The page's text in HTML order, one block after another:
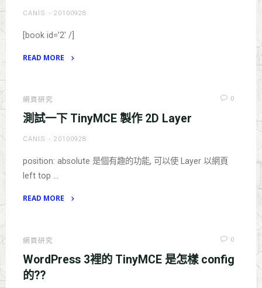
CANIS 20100928
[book id=’2′ /]
READ MORE
Artwork"
網頁研究 0
測試一下 TinyMCE 製作 2D Layer
CANIS 20100928
position: absolute 是個有趣的功能, 可以使 Layer 以網頁
left top …
READ MORE
一
下
TinyMCE
製
網頁研究 0
WordPress 3裡的 TinyMCE 是怎樣 config
的??